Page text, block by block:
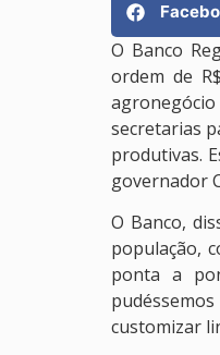
O Banco
ordem de
agronegócio
secretarias
produtivas.
governador
O Banco,
população,
ponta a
customizar